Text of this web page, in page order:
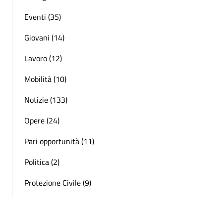
Eventi (35)
Giovani (14)
Lavoro (12)
Mobilità (10)
Notizie (133)
Opere (24)
Pari opportunità (11)
Politica (2)
Protezione Civile (9)